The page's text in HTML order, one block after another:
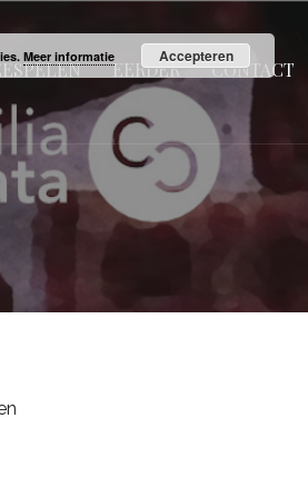
EERDER CONTACT
Meer informatie Accepteren